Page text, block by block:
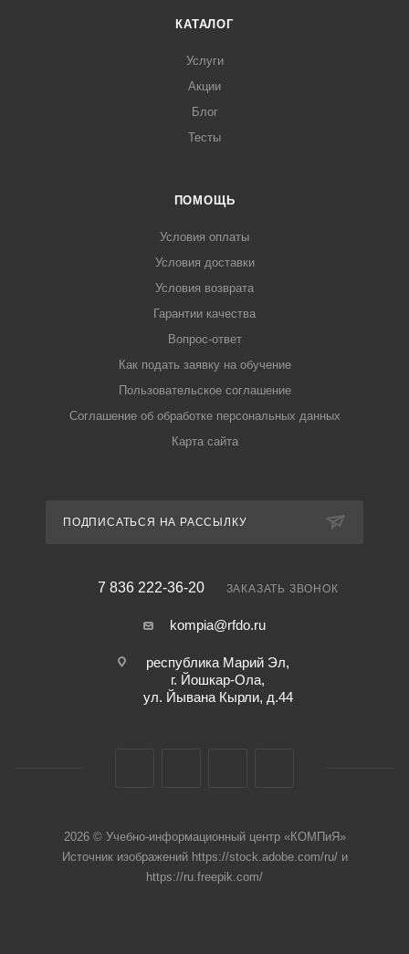
КАТАЛОГ
Услуги
Акции
Блог
Тесты
ПОМОЩЬ
Условия оплаты
Условия доставки
Условия возврата
Гарантии качества
Вопрос-ответ
Как подать заявку на обучение
Пользовательское соглашение
Соглашение об обработке персональных данных
Карта сайта
ПОДПИСАТЬСЯ НА РАССЫЛКУ
7 836 222-36-20 ЗАКАЗАТЬ ЗВОНОК
kompia@rfdo.ru
республика Марий Эл,
г. Йошкар-Ола,
ул. Йывана Кырли, д.44
2026 © Учебно-информационный центр «КОМПиЯ»
Источник изображений https://stock.adobe.com/ru/ и
https://ru.freepik.com/